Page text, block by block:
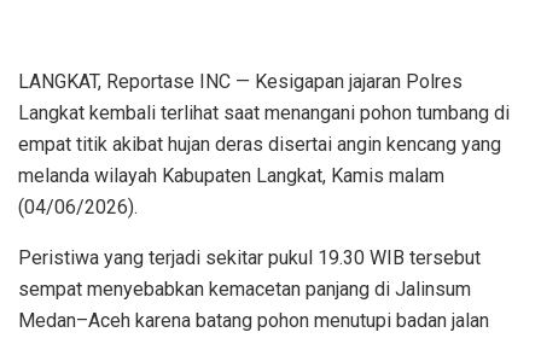
LANGKAT, Reportase INC — Kesigapan jajaran Polres
Langkat kembali terlihat saat menangani pohon tumbang di
empat titik akibat hujan deras disertai angin kencang yang
melanda wilayah Kabupaten Langkat, Kamis malam
(04/06/2026).
Peristiwa yang terjadi sekitar pukul 19.30 WIB tersebut
sempat menyebabkan kemacetan panjang di Jalinsum
Medan–Aceh karena batang pohon menutupi badan jalan